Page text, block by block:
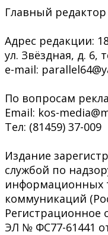
Главный
Адрес редакции:
ул. Звёздная, д. 6,
e-mail:
По вопросам
Email: kos-
Тел: (81459) 37-009
Издание
службой по
информационных
коммуникаций
Регистрационное
ЭЛ № ФС77-61441